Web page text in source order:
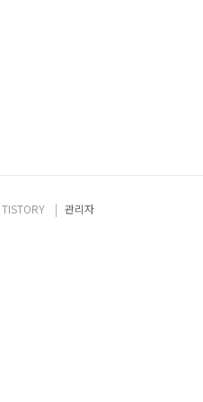
TISTORY 관리자